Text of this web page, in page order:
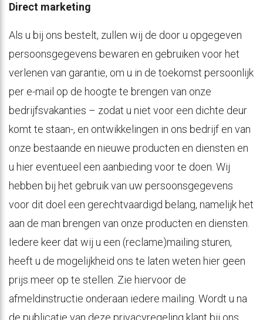
Direct marketing
Als u bij ons bestelt, zullen wij de door u opgegeven
persoonsgegevens bewaren en gebruiken voor het
verlenen van garantie, om u in de toekomst persoonlijk
per e-mail op de hoogte te brengen van onze
bedrijfsvakanties – zodat u niet voor een dichte deur
komt te staan-, en ontwikkelingen in ons bedrijf en van
onze bestaande en nieuwe producten en diensten en
u hier eventueel een aanbieding voor te doen. Wij
hebben bij het gebruik van uw persoonsgegevens
voor dit doel een gerechtvaardigd belang, namelijk het
aan de man brengen van onze producten en diensten.
Iedere keer dat wij u een (reclame)mailing sturen,
heeft u de mogelijkheid ons te laten weten hier geen
prijs meer op te stellen. Zie hiervoor de
afmeldinstructie onderaan iedere mailing. Wordt u na
de publicatie van deze privacyregeling klant bij ons,